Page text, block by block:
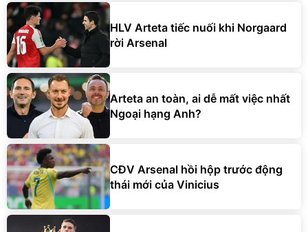
HLV Arteta tiếc nuối khi Norgaard
rời Arsenal
Arteta an toàn, ai dễ mất việc nhất
Ngoại hạng Anh?
CĐV Arsenal hồi hộp trước động
thái mới của Vinicius